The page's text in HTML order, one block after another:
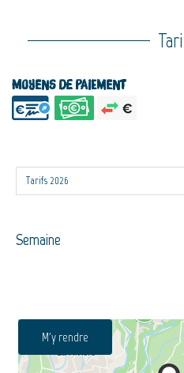
Moyens de paiement
Semaine
M'y rendre